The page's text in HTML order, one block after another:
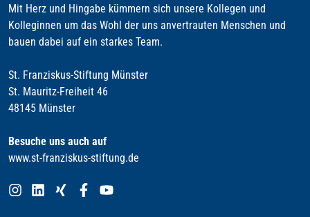
Mit Herz und Hingabe kümmern sich unsere Kollegen und
Kolleginnen um das Wohl der uns anvertrauten Menschen und
bauen dabei auf ein starkes Team.
St. Franziskus-Stiftung Münster
St. Mauritz-Freiheit 46
48145 Münster
Besuche uns auch auf
www.st-franziskus-stiftung.de